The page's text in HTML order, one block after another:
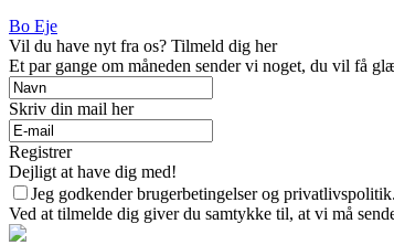
Bo Eje
Vil du have nyt fra os? Tilmeld dig her
Et par gange om måneden sender vi noget, du vil få
Skriv din mail her
Registrer
Dejligt at have dig med!
Jeg godkender brugerbetingelser og privatlivspolitik.
Ved at tilmelde dig giver du samtykke til, at vi må